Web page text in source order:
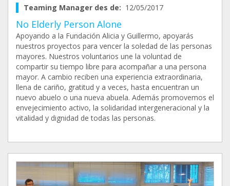
Teaming Manager des de: 12/05/2017
No Elderly Person Alone
Apoyando a la Fundación Alicia y Guillermo, apoyarás
nuestros proyectos para vencer la soledad de las personas
mayores. Nuestros voluntarios une la voluntad de
compartir su tiempo libre para acompañar a una persona
mayor. A cambio reciben una experiencia extraordinaria,
llena de cariño, gratitud y a veces, hasta encuentran un
nuevo abuelo o una nueva abuela. Además promovemos el
envejecimiento activo, la solidaridad intergeneracional y la
vitalidad y dignidad de todas las personas.